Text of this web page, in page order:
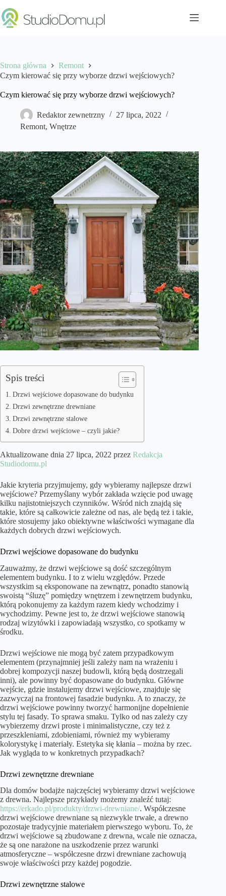
do
treści
Strona główna
Remont
Czym kierować się przy wyborze drzwi wejściowych?
Czym kierować się przy wyborze drzwi wejściowych?
Redaktor zewnetrzny
27 lipca, 2022
Remont, Wnętrze
Spis treści
Drzwi wejściowe dopasowane do budynku
Drzwi zewnętrzne drewniane
Drzwi zewnętrzne stalowe
Dobre drzwi wejściowe – czyli jakie?
Aktualizowane dnia 27 lipca, 2022 przez Redakcja
Studiodomu.pl
Jakie kryteria przyjmujemy, gdy wybieramy najlepsze drzwi
wejściowe? Przemyślany wybór zakłada wzięcie pod uwagę
kilku najistotniejszych czynników. Wśród nich znajdą się
takie, które są całkowicie zależne od nas, ale będą też i takie,
które stosujemy jako obiektywne właściwości wymagane dla
każdych dobrych drzwi wejściowych.
Drzwi wejściowe dopasowane do budynku
Zauważmy, że drzwi wejściowe są dość szczególnym
elementem budynku. I to z wielu względów. Przede
wszystkim są eksponowane na zewnątrz, ponadto stanowią
swoistą “śluzę” pomiędzy wnętrzem i zewnętrzem budynku,
którą pokonujemy za każdym razem kiedy wchodzimy i
wychodzimy. Pewne jest to, że drzwi wejściowe stanowią
rodzaj wizytówki i zapowiadają wszystko, co spotkamy w
środku.
Drzwi wejściowe nie mogą być zatem przypadkowym
elementem (przynajmniej jeśli zależy nam na wrażeniu i
dobrej kompozycji naszej budowli, którą będą dostrzegali
inni), ale powinny być dopasowane do budynku. Główne
wejście, gdzie instalujemy drzwi wejściowe, znajduje się
zazwyczaj na frontowej fasadzie budynku. A to znaczy, że
drzwi wejściowe powinny tworzyć harmonijne dopełnienie
stylu tej fasady. To sprawa smaku. Tylko od nas zależy czy
wybierzemy drzwi proste i minimalistyczne, czy też z
przeszkleniami, zdobieniami, również my wybieramy
kolorystykę i materiały. Estetyka się kłania – można by rzec.
Jak wygląda to w konkretnych przypadkach?
Drzwi zewnętrzne drewniane
Dla domów bodajże najczęściej wybieramy drzwi wejściowe
z drewna. Najlepsze przykłady możemy znaleźć tutaj:
https://erkado.pl/produkty/drzwi-drewniane/. Współczesne
drzwi wejściowe drewniane są niezwykle trwałe, a drewno
pozostaje tradycyjnie materiałem pierwszego wyboru. To, że
drzwi wejściowe są zbudowane z drewna, wcale nie oznacza,
że są one narażone na uszkodzenie przez warunki
atmosferyczne – współczesne drzwi drewniane zachowują
swoje właściwości przy każdej pogodzie.
Drzwi zewnętrzne stalowe